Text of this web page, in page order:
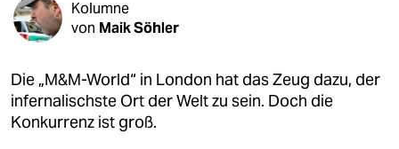
gesellschaft
kultur
sport
Kolumne
von Maik Söhler
Die „M&M-World“ in London hat das Zeug dazu, der
infernalischste Ort der Welt zu sein. Doch die
Konkurrenz ist groß.